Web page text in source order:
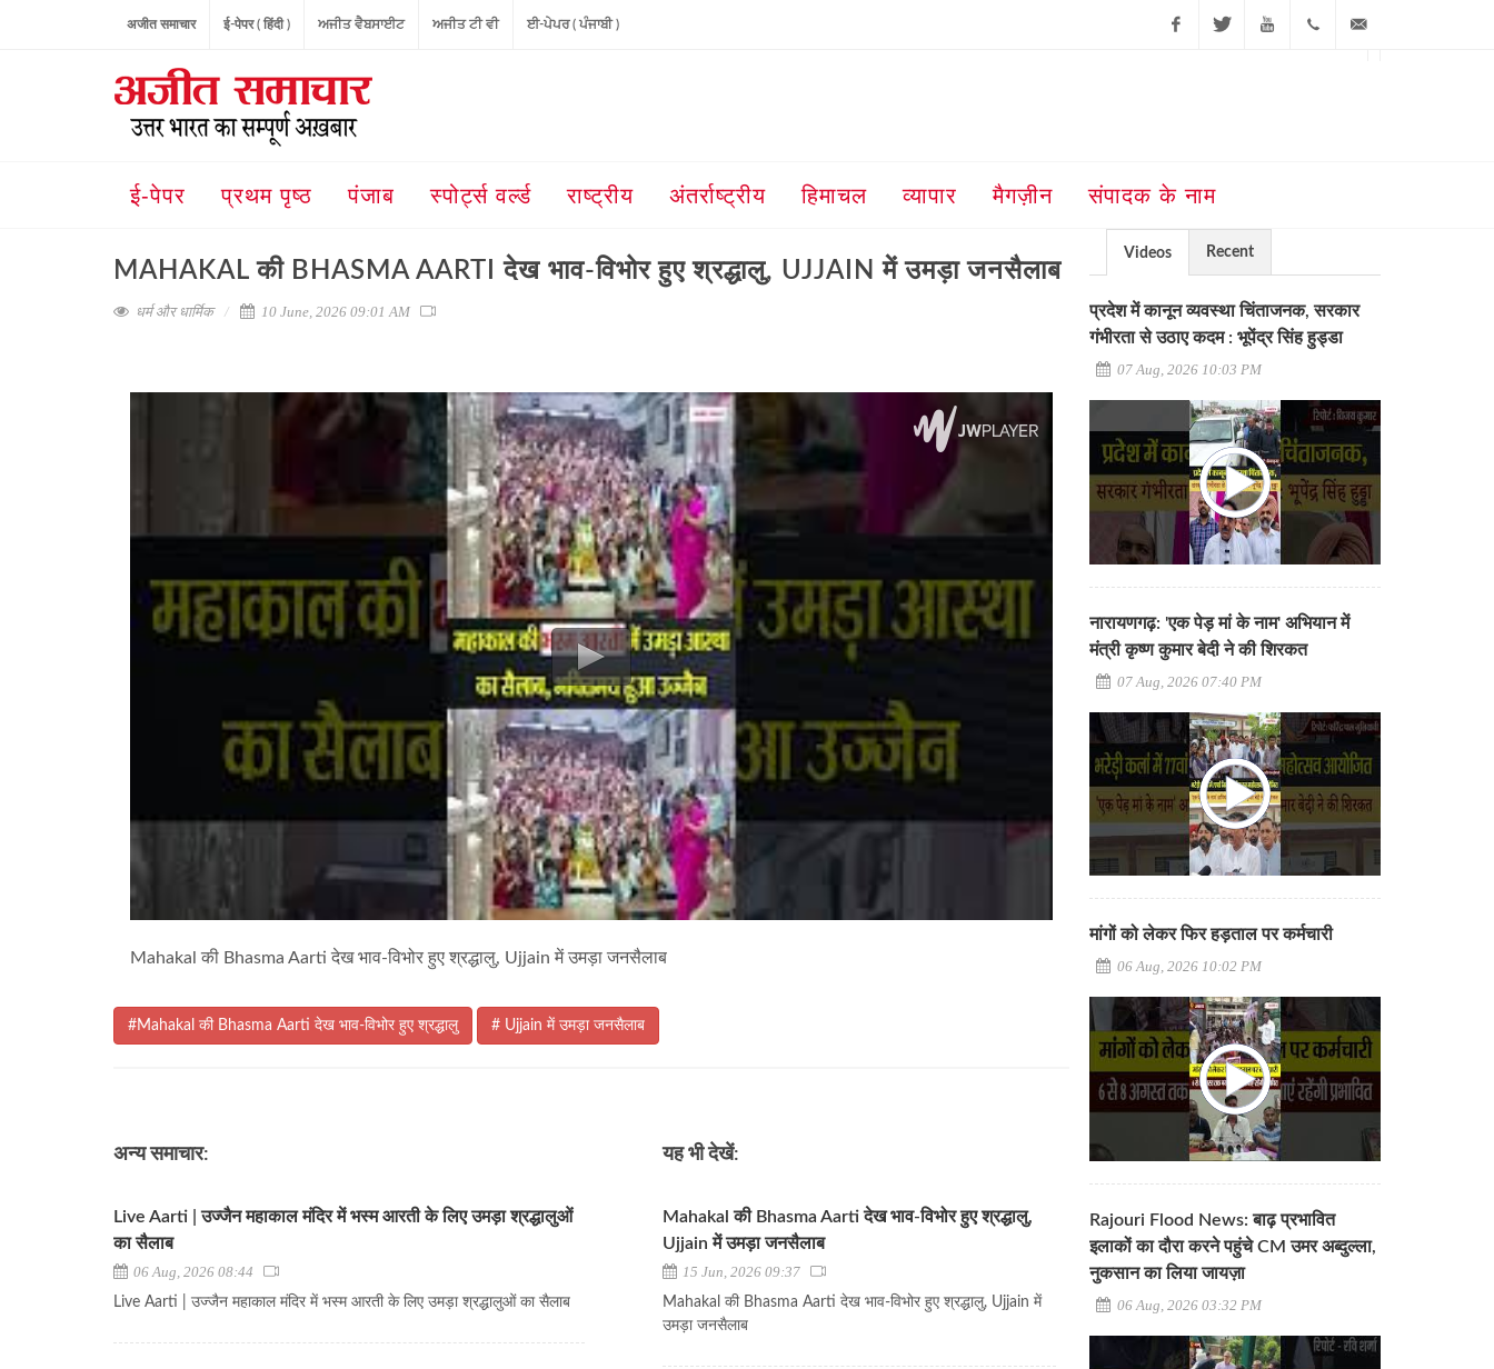
अजीत समाचार ई-पेपर ( हिंदी ) ਅਜੀਤ ਵੈਬਸਾਈਟ ਅਜੀਤ ਟੀ ਵੀ ਈ-ਪੇਪਰ ( ਪੰਜਾਬੀ )
ई-पेपर प्रथम पृष्ठ पंजाब स्पोर्ट्स वर्ल्ड राष्ट्रीय अंतर्राष्ट्रीय हिमाचल व्यापार मैगज़ीन संपादक के नाम
MAHAKAL की BHASMA AARTI देख भाव-विभोर हुए श्रद्धालु, UJJAIN में उमड़ा जनसैलाब
धर्म और धार्मिक 10 June, 2026 09:01 AM
Mahakal की Bhasma Aarti देख भाव-विभोर हुए श्रद्धालु, Ujjain में उमड़ा जनसैलाब
#Mahakal की Bhasma Aarti देख भाव-विभोर हुए श्रद्धालु # Ujjain में उमड़ा जनसैलाब
अन्य समाचार:
Live Aarti | उज्जैन महाकाल मंदिर में भस्म आरती के लिए उमड़ा श्रद्धालुओं
का सैलाब
06 Aug, 2026 08:44
Live Aarti | उज्जैन महाकाल मंदिर में भस्म आरती के लिए उमड़ा श्रद्धालुओं का सैलाब
यह भी देखें:
Mahakal की Bhasma Aarti देख भाव-विभोर हुए श्रद्धालु,
Ujjain में उमड़ा जनसैलाब
15 Jun, 2026 09:37
Mahakal की Bhasma Aarti देख भाव-विभोर हुए श्रद्धालु, Ujjain में
उमड़ा जनसैलाब
Videos Recent
प्रदेश में कानून व्यवस्था चिंताजनक, सरकार
गंभीरता से उठाए कदम : भूपेंद्र सिंह हुड्डा
07 Aug, 2026 10:03 PM
नारायणगढ़: 'एक पेड़ मां के नाम' अभियान में
मंत्री कृष्ण कुमार बेदी ने की शिरकत
07 Aug, 2026 07:40 PM
मांगों को लेकर फिर हड़ताल पर कर्मचारी
06 Aug, 2026 10:02 PM
Rajouri Flood News: बाढ़ प्रभावित
इलाकों का दौरा करने पहुंचे CM उमर अब्दुल्ला,
नुकसान का लिया जायज़ा
06 Aug, 2026 03:32 PM